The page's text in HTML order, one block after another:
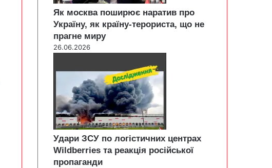
Як москва поширює наратив про
Україну, як країну-терориста, що не
прагне миру
26.06.2026
Удари ЗСУ по логістичних центрах
Wildberries та реакція російської
пропаганди